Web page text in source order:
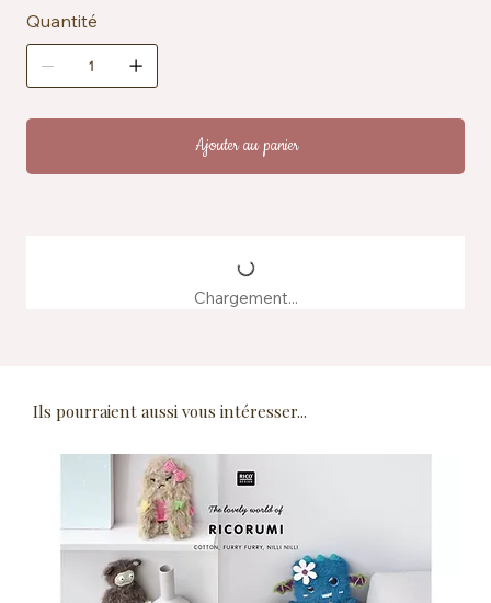
Quantité
Ajouter au panier
Chargement...
Ils pourraient aussi vous intéresser...